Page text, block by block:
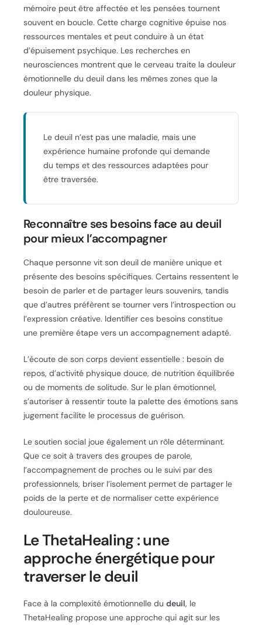
mémoire peut être affectée et les pensées tournent
souvent en boucle. Cette charge cognitive épuise nos
ressources mentales et peut conduire à un état
d’épuisement psychique. Les recherches en
neurosciences montrent que le cerveau traite la douleur
émotionnelle du deuil dans les mêmes zones que la
douleur physique.
Le deuil n’est pas une maladie, mais une
expérience humaine profonde qui demande
du temps et des ressources adaptées pour
être traversée.
Reconnaître ses besoins face au deuil
pour mieux l’accompagner
Chaque personne vit son deuil de manière unique et
présente des besoins spécifiques. Certains ressentent le
besoin de parler et de partager leurs souvenirs, tandis
que d’autres préfèrent se tourner vers l’introspection ou
l’expression créative. Identifier ces besoins constitue
une première étape vers un accompagnement adapté.
L’écoute de son corps devient essentielle : besoin de
repos, d’activité physique douce, de nutrition équilibrée
ou de moments de solitude. Sur le plan émotionnel,
s’autoriser à ressentir toute la palette des émotions sans
jugement facilite le processus de guérison.
Le soutien social joue également un rôle déterminant.
Que ce soit à travers des groupes de parole,
l’accompagnement de proches ou le suivi par des
professionnels, briser l’isolement permet de partager le
poids de la perte et de normaliser cette expérience
douloureuse.
Le ThetaHealing : une
approche énergétique pour
traverser le deuil
Face à la complexité émotionnelle du deuil, le
ThetaHealing propose une approche qui agit sur les